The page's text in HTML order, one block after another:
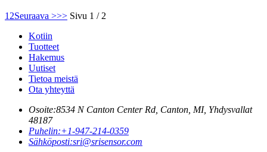
1 2Seuraava >>> Sivu 1 / 2
Kotiin
Tuotteet
Hakemus
Uutiset
Tietoa meistä
Ota yhteyttä
Osoite:8534 N Canton Center Rd, Canton, MI, Yhdysvallat
48187
Puhelin:+1-947-214-0359
Sähköposti:sri@srisensor.com